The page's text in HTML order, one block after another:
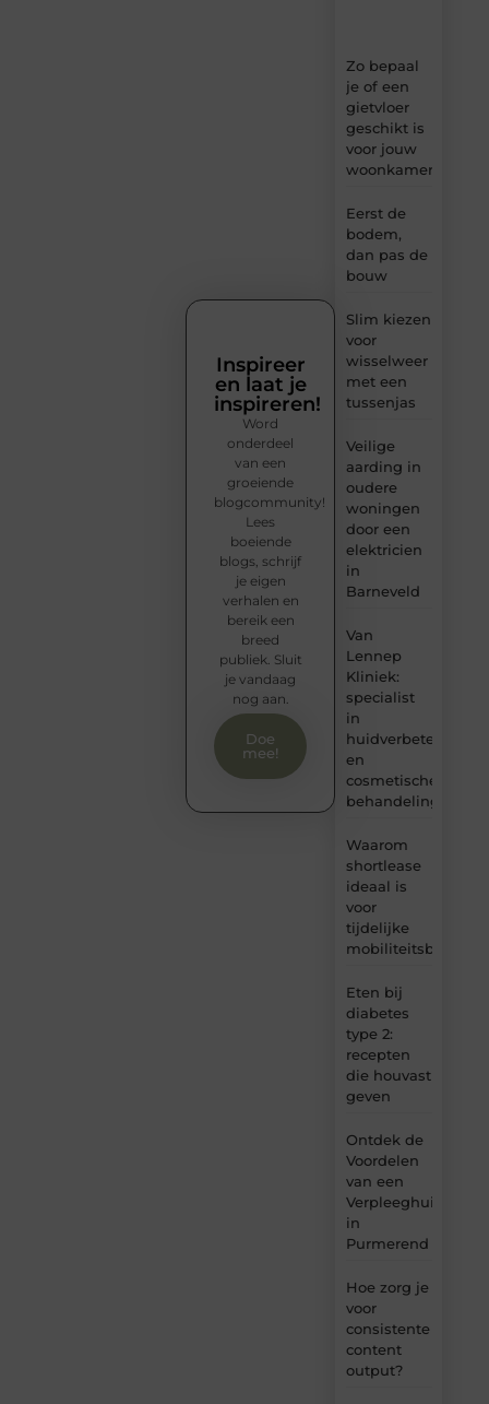
Zo bepaal
je of een
gietvloer
geschikt is
voor jouw
woonkamer
Eerst de
bodem,
dan pas de
bouw
Slim kiezen
voor
wisselweer
met een
tussenjas
Veilige
aarding in
oudere
woningen
door een
elektricien
in
Barneveld
Van
Lennep
Kliniek:
specialist
in
huidverbetering
en
cosmetische
behandelingen
Waarom
shortlease
ideaal is
voor
tijdelijke
Eten bij
diabetes
type 2:
recepten
die houvast
geven
Ontdek de
Voordelen
van een
Verpleeghuis
in
Purmerend
Hoe zorg je
voor
consistente
content
output?
Inspireer
en laat je
inspireren!
Word
onderdeel
van een
groeiende
blogcommunity!
Lees
boeiende
blogs, schrijf
je eigen
verhalen en
bereik een
breed
publiek. Sluit
je vandaag
nog aan.
Doe
mee!